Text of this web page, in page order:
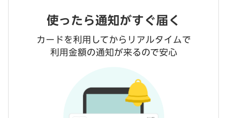
使ったら通知がすぐ届く
カードを利用してからリアルタイムで
利用金額の通知が来るので安心